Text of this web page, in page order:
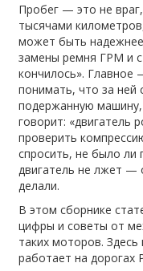
Пробег — это не
тысячами
может быть
замены ремня ГРМ и
кончилось». Главное
понимать, что за ней
подержанную
говорит: «двигатель
проверить
спросить, не было ли
двигатель не лжет —
делали.
В этом сборнике
цифры и советы от
таких моторов.
работает на дорогах